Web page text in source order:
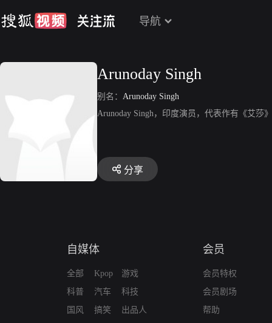
导航
Arunoday Singh
别名： Arunoday Singh
Arunoday Singh，印度演员，代表作有《艾莎
分享
自媒体
全部
科普
国风
Kpop
汽车
搞笑
游戏
科技
出品人
会员
会员特权
会员剧场
帮助